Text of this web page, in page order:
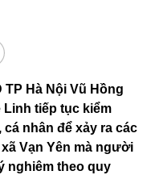
TP Hà Nội Vũ Hồng
Linh tiếp tục kiểm
nhân để xảy ra các
Vạn Yên mà người
nghiêm theo quy